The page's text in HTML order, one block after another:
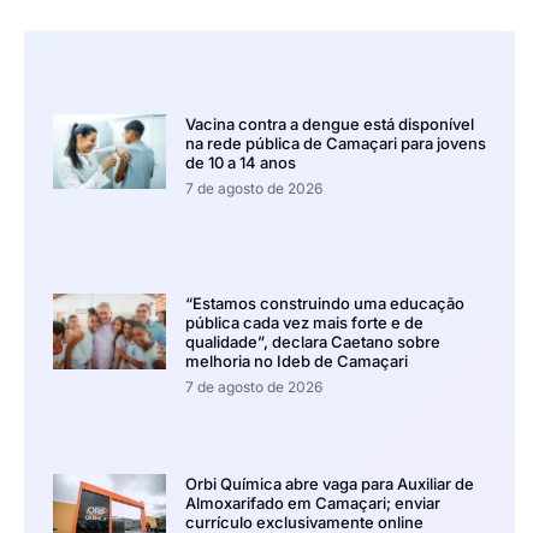
Vacina contra a dengue está disponível
na rede pública de Camaçari para jovens
de 10 a 14 anos
7 de agosto de 2026
“Estamos construindo uma educação
pública cada vez mais forte e de
qualidade”, declara Caetano sobre
melhoria no Ideb de Camaçari
7 de agosto de 2026
Orbi Química abre vaga para Auxiliar de
Almoxarifado em Camaçari; enviar
currículo exclusivamente online